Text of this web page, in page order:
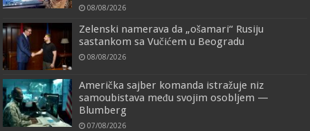
08/08/2026
Zelenski namerava da „ošamari“ Rusiju
sastankom sa Vučićem u Beogradu
08/08/2026
Američka sajber komanda istražuje niz
samoubistava među svojim osobljem —
Blumberg
07/08/2026